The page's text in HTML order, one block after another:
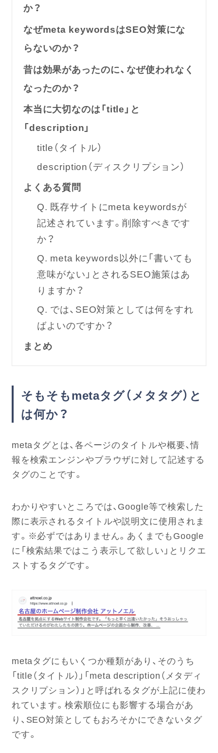
か？
なぜmeta keywordsはSEO対策にな
らないのか？
昔は効果があったのに、なぜ使われなく
なったのか？
本当に大切なのは「title」と
「description」
title（タイトル）
description（ディスクリプション）
よくある質問
Q. 既存サイトにmeta keywordsが
記述されています。削除すべきです
か？
Q. meta keywords以外に「書いても
意味がない」とされるSEO施策はあ
りますか？
Q. では、SEO対策としては何をすれ
ばよいのですか？
まとめ
そもそもmetaタグ（メタタグ）と
は何か？
metaタグとは、各ページのタイトルや概要、情
報を検索エンジンやブラウザに対して記述する
タグのことです。
わかりやすいところでは、Google等で検索した
際に表示されるタイトルや説明文に使用されま
す。※必ずではありません。あくまでもGoogle
に「検索結果ではこう表示して欲しい」とリクエ
ストするタグです。
metaタグにもいくつか種類があり、そのうち
「title（タイトル）」「meta description（メタディ
スクリプション）」と呼ばれるタグが上記に使わ
れています。検索順位にも影響する場合があ
り、SEO対策としてもおろそかにできないタグ
です。